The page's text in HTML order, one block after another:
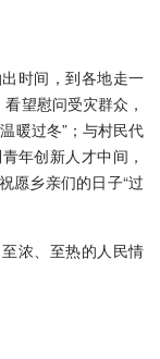
时间，到各地走一
望慰问受灾群众，
暖过冬”；与村民代
年创新人才中间，
愿乡亲们的日子“过
浓、至热的人民情